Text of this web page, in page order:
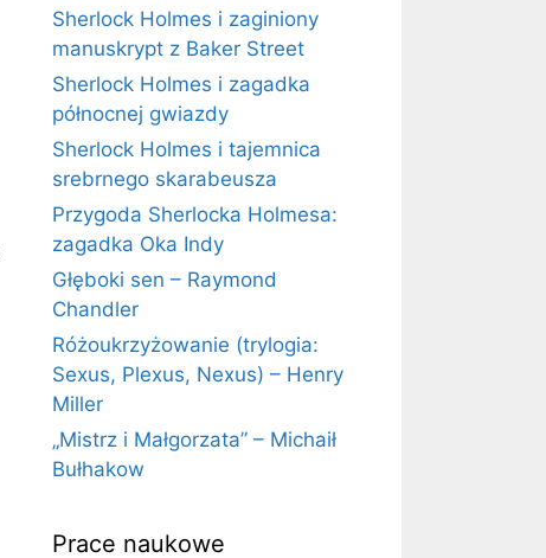
Sherlock Holmes i zaginiony
manuskrypt z Baker Street
Sherlock Holmes i zagadka
północnej gwiazdy
Sherlock Holmes i tajemnica
srebrnego skarabeusza
Przygoda Sherlocka Holmesa:
zagadka Oka Indy
Głęboki sen – Raymond
Chandler
Różoukrzyżowanie (trylogia:
Sexus, Plexus, Nexus) – Henry
Miller
„Mistrz i Małgorzata” – Michaił
Bułhakow
Prace naukowe